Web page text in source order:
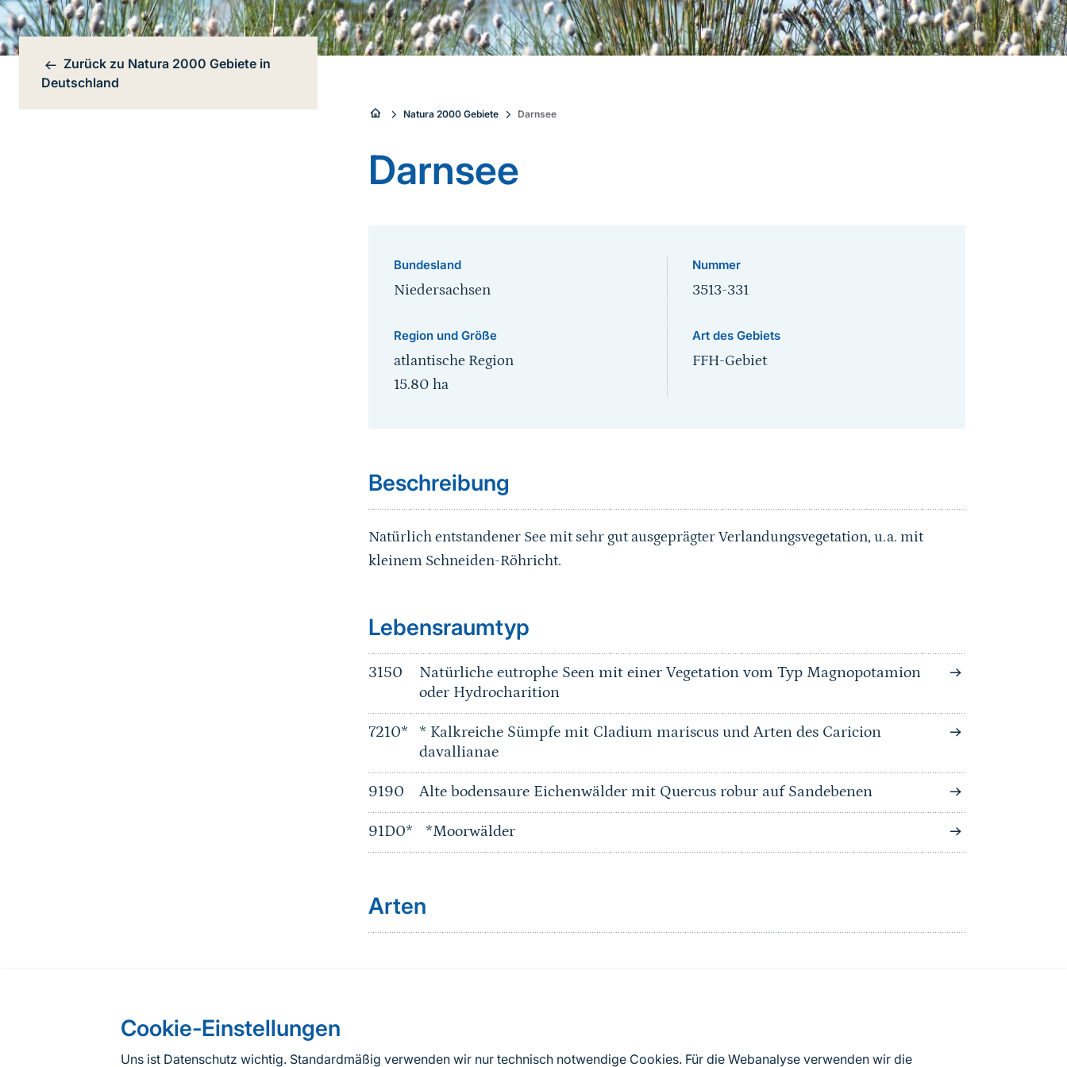
Cookie-Einstellungen
Uns ist Datenschutz wichtig. Standardmäßig verwenden wir nur technisch notwendige Cookies. Für die Webanalyse verwenden wir die
Bereichsnavigation
Zurück zu Natura 2000 Gebiete in
Deutschland
Sie
sind
hier:
Natura 2000 Gebiete Darnsee
Darnsee
Bundesland
Niedersachsen
Region und Größe
atlantische Region
15.80 ha
Nummer
3513-331
Art des Gebiets
FFH-Gebiet
Beschreibung
Natürlich entstandener See mit sehr gut ausgeprägter Verlandungsvegetation, u.a. mit
kleinem Schneiden-Röhricht.
Sprungmarke
Lebensraumtyp
3150
Natürliche eutrophe Seen mit einer Vegetation vom Typ Magnopotamion
oder Hydrocharition
7210*
* Kalkreiche Sümpfe mit Cladium mariscus und Arten des Caricion
davallianae
9190 Alte bodensaure Eichenwälder mit Quercus robur auf Sandebenen
91D0* *Moorwälder
Arten
Nach Angaben der an die EU übermittelten Standarddatenbögen Deutschlands (Stand: